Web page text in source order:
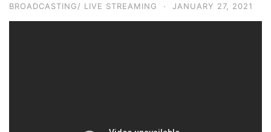
BROADCASTING/ LIVE STREAMING · JANUARY 27, 2021